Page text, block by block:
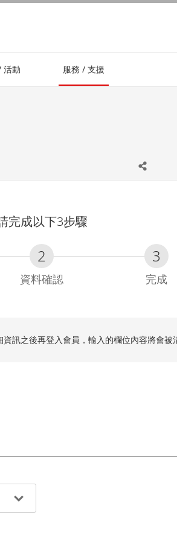
活動 服務 / 支援
完成以下3步驟
2
資料確認
3
完成
訊之後再登入會員，輸入的欄位內容將會被